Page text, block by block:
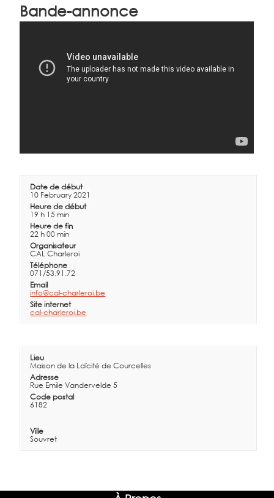
Bande-annonce
Date de début
10 February 2021
Heure de début
19 h 15 min
Heure de fin
22 h 00 min
Organisateur
CAL Charleroi
Téléphone
071/53.91.72
Email
info@cal-charleroi.be
Site internet
cal-charleroi.be
Lieu
Maison de la Laïcité de Courcelles
Adresse
Rue Emile Vandervelde 5
Code postal
6182
Ville
Souvret